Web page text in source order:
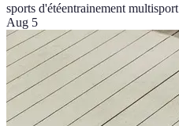
sports d'étéentrainement multisport
Aug 5